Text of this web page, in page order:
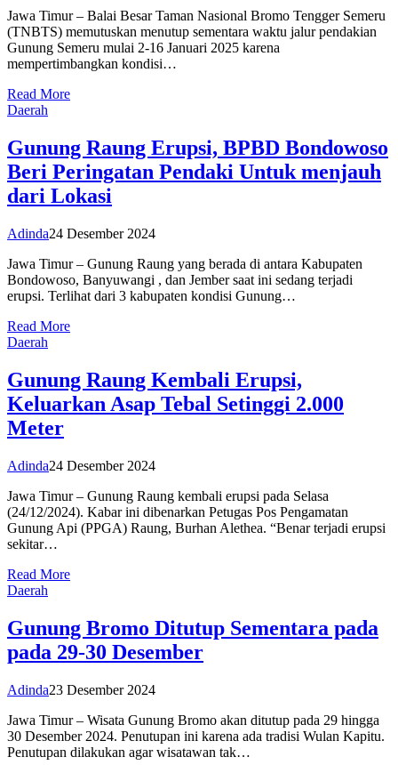
Jawa Timur – Balai Besar Taman Nasional Bromo Tengger Semeru
(TNBTS) memutuskan menutup sementara waktu jalur pendakian
Gunung Semeru mulai 2-16 Januari 2025 karena
mempertimbangkan kondisi…
Read More
Daerah
Gunung Raung Erupsi, BPBD Bondowoso
Beri Peringatan Pendaki Untuk menjauh
dari Lokasi
Adinda24 Desember 2024
Jawa Timur – Gunung Raung yang berada di antara Kabupaten
Bondowoso, Banyuwangi , dan Jember saat ini sedang terjadi
erupsi. Terlihat dari 3 kabupaten kondisi Gunung…
Read More
Daerah
Gunung Raung Kembali Erupsi,
Keluarkan Asap Tebal Setinggi 2.000
Meter
Adinda24 Desember 2024
Jawa Timur – Gunung Raung kembali erupsi pada Selasa
(24/12/2024). Kabar ini dibenarkan Petugas Pos Pengamatan
Gunung Api (PPGA) Raung, Burhan Alethea. “Benar terjadi erupsi
sekitar…
Read More
Daerah
Gunung Bromo Ditutup Sementara pada
pada 29-30 Desember
Adinda23 Desember 2024
Jawa Timur – Wisata Gunung Bromo akan ditutup pada 29 hingga
30 Desember 2024. Penutupan ini karena ada tradisi Wulan Kapitu.
Penutupan dilakukan agar wisatawan tak…